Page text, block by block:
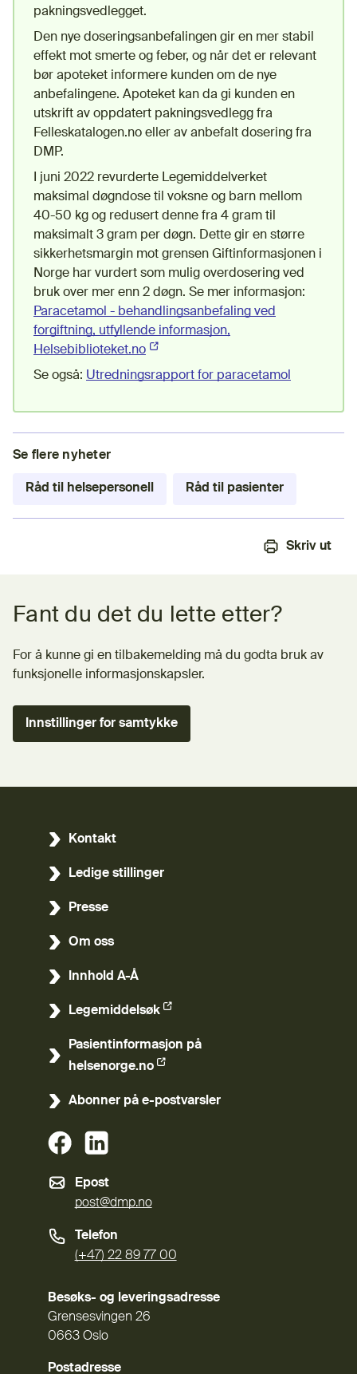
pakningsvedlegget.
Den nye doseringsanbefalingen gir en mer stabil
effekt mot smerte og feber, og når det er relevant
bør apoteket informere kunden om de nye
anbefalingene. Apoteket kan da gi kunden en
utskrift av oppdatert pakningsvedlegg fra
Felleskatalogen.no eller av anbefalt dosering fra
DMP.
I juni 2022 revurderte Legemiddelverket
maksimal døgndose til voksne og barn mellom
40-50 kg og redusert denne fra 4 gram til
maksimalt 3 gram per døgn. Dette gir en større
sikkerhetsmargin mot grensen Giftinformasjonen i
Norge har vurdert som mulig overdosering ved
bruk over mer enn 2 døgn. Se mer informasjon:
Paracetamol - behandlingsanbefaling ved
forgiftning, utfyllende informasjon,
Helsebiblioteket.no (Ekstern lenke)
Se også: Utredningsrapport for paracetamol
Se flere nyheter
Råd til helsepersonell Råd til pasienter
Skriv ut
Fant du det du lette etter?
For å kunne gi en tilbakemelding må du godta bruk av
funksjonelle informasjonskapsler.
Innstillinger for samtykke
Kontakt
Ledige stillinger
Presse
Om oss
Innhold A-Å
Legemiddelsøk
(Ekstern lenke)
Pasientinformasjon på
helsenorge.no
(Ekstern lenke)
Abonner på e-postvarsler
(Ekstern lenke)
Epost
post@dmp.no
Telefon
(+47) 22 89 77 00
Besøks- og leveringsadresse
Grensesvingen 26
0663 Oslo
Postadresse